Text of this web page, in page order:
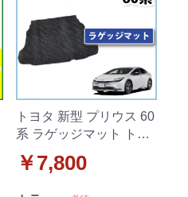
トヨタ 新型 プリウス 60
系 ラゲッジマット トラ
ズ 社外新品
￥7,800